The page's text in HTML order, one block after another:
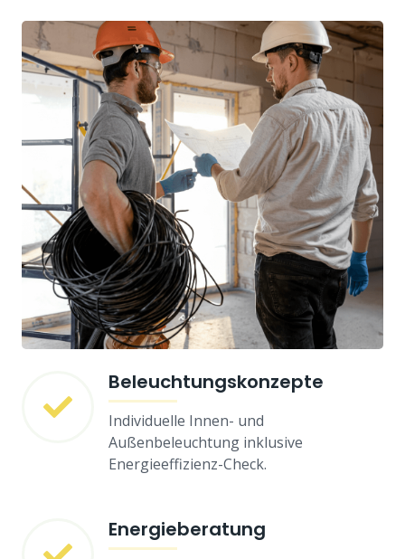
Beleuchtungskonzepte
Individuelle Innen- und
Außenbeleuchtung inklusive
Energieeffizienz-Check.
Energieberatung